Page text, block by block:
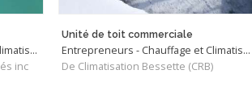
Entrepreneurs - Chauffage et Climatisation
inc
Unité de toit commerciale
Entrepreneurs - Chauffage et Climatisation
De Climatisation Bessette (CRB)